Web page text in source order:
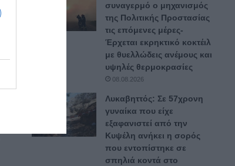
συναγερμό ο μηχανισμός
της Πολιτικής Προστασίας
τις επόμενες μέρες-
Έρχεται εκρηκτικό κοκτέιλ
με θυελλώδεις ανέμους και
υψηλές θερμοκρασίες
08.08.2026
Λυκαβηττός: Σε 57χρονη
γυναίκα που είχε
εξαφανιστεί από την
Κυψέλη ανήκει η σορός
που εντοπίστηκε σε
σπηλιά κοντά στο